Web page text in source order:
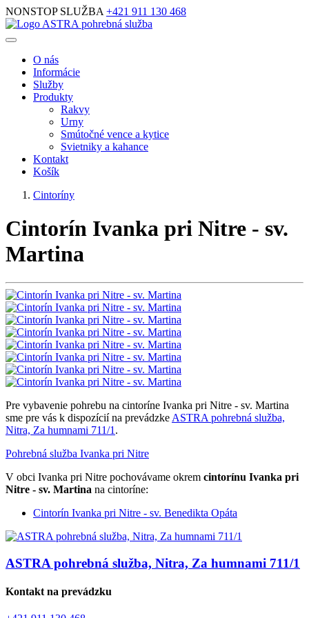
NONSTOP SLUŽBA +421 911 130 468
O nás
Informácie
Služby
Produkty
Rakvy
Urny
Smútočné vence a kytice
Svietniky a kahance
Kontakt
Košík
Cintoríny
Cintorín Ivanka pri Nitre - sv.
Martina
Pre vybavenie pohrebu na cintoríne Ivanka pri Nitre - sv. Martina
sme pre vás k dispozícií na prevádzke ASTRA pohrebná služba,
Nitra, Za humnami 711/1 .
Pohrebná služba Ivanka pri Nitre
V obci Ivanka pri Nitre pochovávame okrem cintorínu Ivanka pri
Nitre - sv. Martina na cintoríne:
Cintorín Ivanka pri Nitre - sv. Benedikta Opáta
ASTRA pohrebná služba, Nitra, Za humnami 711/1
Kontakt na prevádzku